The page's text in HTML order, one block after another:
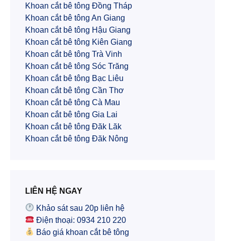
Khoan cắt bê tông Đồng Tháp
Khoan cắt bê tông An Giang
Khoan cắt bê tông Hậu Giang
Khoan cắt bê tông Kiên Giang
Khoan cắt bê tông Trà Vinh
Khoan cắt bê tông Sóc Trăng
Khoan cắt bê tông Bạc Liêu
Khoan cắt bê tông Cần Thơ
Khoan cắt bê tông Cà Mau
Khoan cắt bê tông Gia Lai
Khoan cắt bê tông Đăk Lăk
Khoan cắt bê tông Đăk Nông
LIÊN HỆ NGAY
Khảo sát sau 20p liên hệ
Điện thoại: 0934 210 220
Báo giá khoan cắt bê tông